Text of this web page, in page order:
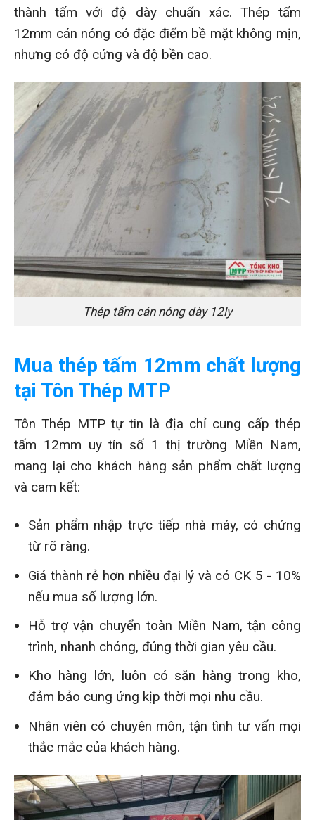
thành tấm với độ dày chuẩn xác. Thép tấm
12mm cán nóng có đặc điểm bề mặt không mịn,
nhưng có độ cứng và độ bền cao.
Thép tấm cán nóng dày 12ly
Mua thép tấm 12mm chất lượng
tại Tôn Thép MTP
Tôn Thép MTP tự tin là địa chỉ cung cấp thép
tấm 12mm uy tín số 1 thị trường Miền Nam,
mang lại cho khách hàng sản phẩm chất lượng
và cam kết:
Sản phẩm nhập trực tiếp nhà máy, có chứng
từ rõ ràng.
Giá thành rẻ hơn nhiều đại lý và có CK 5 - 10%
nếu mua số lượng lớn.
Hỗ trợ vận chuyển toàn Miền Nam, tận công
trình, nhanh chóng, đúng thời gian yêu cầu.
Kho hàng lớn, luôn có săn hàng trong kho,
đảm bảo cung ứng kịp thời mọi nhu cầu.
Nhân viên có chuyên môn, tận tình tư vấn mọi
thắc mắc của khách hàng.